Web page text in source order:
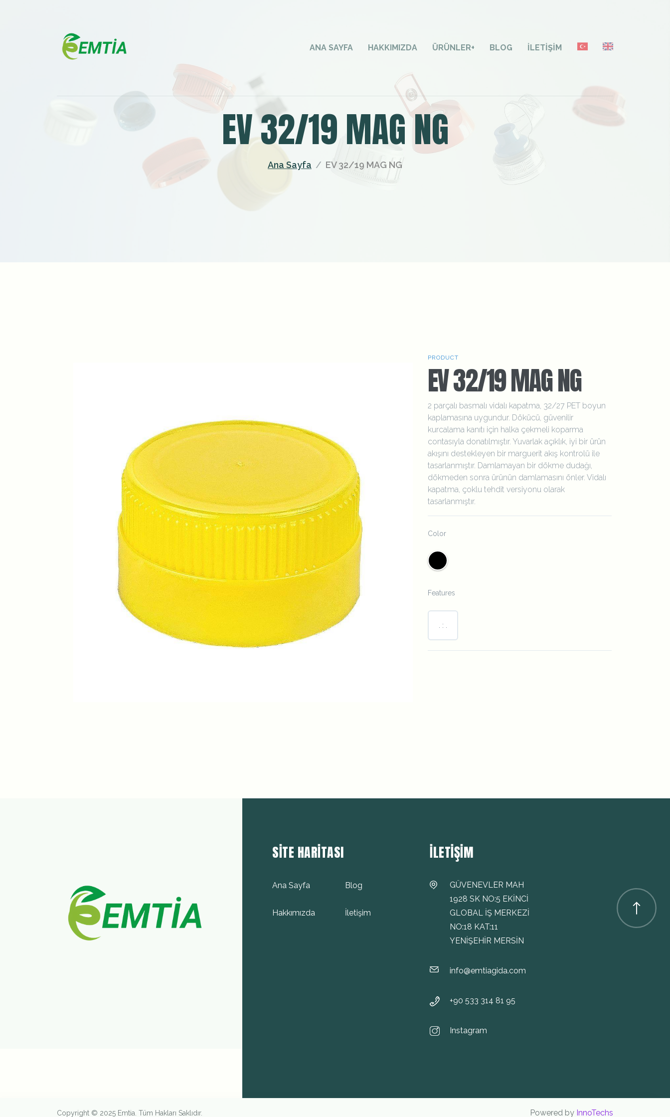
ANA SAYFA HAKKIMIZDA ÜRÜNLER+ BLOG İLETIŞIM
EV 32/19 MAG NG
Ana Sayfa EV 32/19 MAG NG
Previous
PRODUCT
EV 32/19 MAG NG
2 parçalı basmalı vidalı kapatma, 32/27 PET boyun
kaplamasına uygundur. Dökücü, güvenilir
kurcalama kanıtı için halka çekmeli koparma
contasıyla donatılmıştır. Yuvarlak açıklık, iyi bir ürün
akışını destekleyen bir marguerit akış kontrolü ile
tasarlanmıştır. Damlamayan bir dökme dudağı,
dökmeden sonra ürünün damlamasını önler. Vidalı
kapatma, çoklu tehdit versiyonu olarak
tasarlanmıştır.
Color
Features
. : .
SITE HARITASI
Ana Sayfa
Hakkımızda
Blog
İletişim
İLETIŞIM
GÜVENEVLER MAH
1928 SK NO:5 EKİNCİ
GLOBAL İŞ MERKEZİ
NO:18 KAT:11
YENİŞEHİR MERSİN
info@emtiagida.com
+90 533 314 81 95
Instagram
Copyright © 2025 Emtia. Tüm Hakları Saklıdır. Powered by InnoTechs